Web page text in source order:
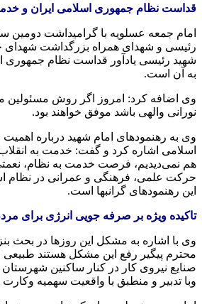
قداست نظام جمهوری اسلامی ایران و
امام جمعه عسلویه با گرامیداشت دومین
رئیسی و شهدای همراه بزرگداشت
شهید رئیسی یادآور قداست نظام جمهوری
به آن است.
وی اضافه کرد: امروز اگر روش مسئولین
نورانی والهی باشد موفق خواهند بود.
وی به رهنمودهای امام شهید درباره
اسلامی اشاره کرد و گفت: خدمت به
هم نمی‌دیدیم، فرصت خدمت به نظام،
حرکت علمی، فرهنگی و عمرانی در نظام
این رهنمودهای گرانبها است.
تاکیده ویژه بر صرفه جویی انرژی برای
وی با اشاره به مشکل این روزها در بحث
محترم پیگیر رفع این مشکل هستند
صنایع نیروی کار در کنار ساکنین
وبا تدبیر و منطبق با واقعیت سهمیه